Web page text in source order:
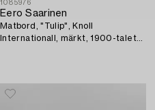
1085976
Eero Saarinen
Matbord, "Tulip", Knoll
Internationall, märkt, 1900-talets